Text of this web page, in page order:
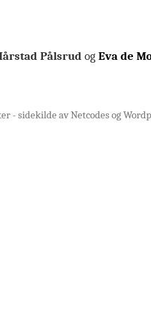
Pålsrud og Eva de
- sidekilde av Netcodes og